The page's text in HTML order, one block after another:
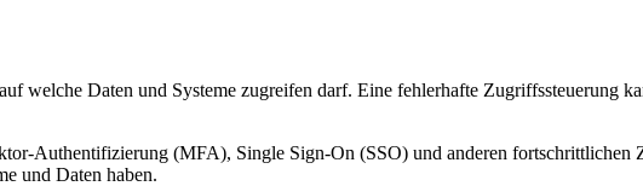
welche Daten und Systeme zugreifen darf. Eine fehlerhafte Zugriffssteuerung
Authentifizierung (MFA), Single Sign-On (SSO) und anderen fortschrittlichen
und Daten haben.